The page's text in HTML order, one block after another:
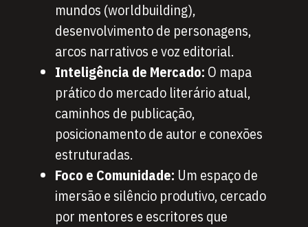
mundos (worldbuilding),
desenvolvimento de personagens,
arcos narrativos e voz editorial.
Inteligência de Mercado: O mapa
prático do mercado literário atual,
caminhos de publicação,
posicionamento de autor e conexões
estruturadas.
Foco e Comunidade: Um espaço de
imersão e silêncio produtivo, cercado
por mentores e escritores que